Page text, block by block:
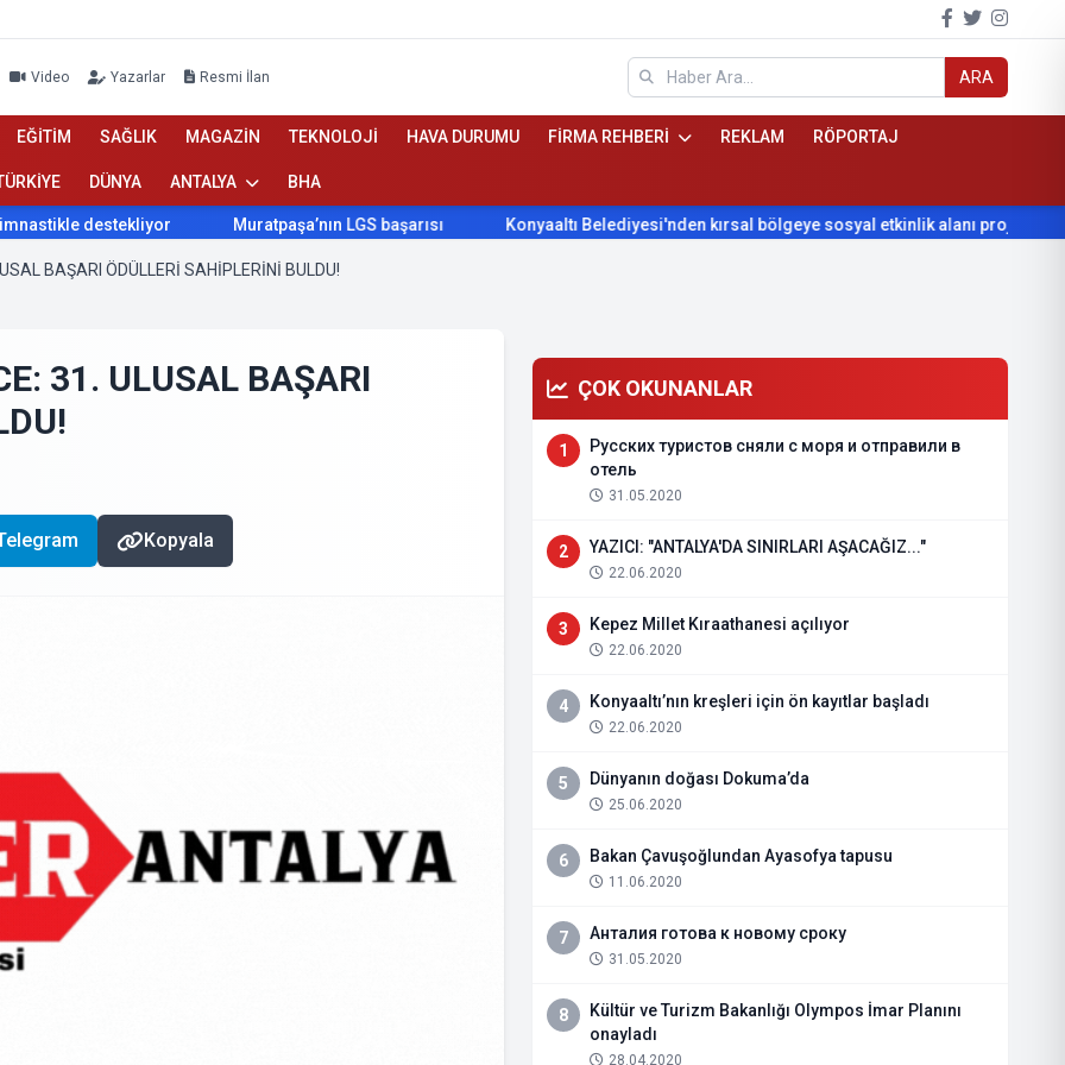
Video Yazarlar Resmi İlan ARA
EĞİTİM SAĞLIK MAGAZİN TEKNOLOJİ HAVA DURUMU FİRMA REHBERİ REKLAM RÖPORTAJ
DÜNYA ANTALYA BHA
Muratpaşa’nın LGS başarısı Konyaaltı Belediyesi'nden kırsal bölgeye sosyal etkinlik alanı projesi Konyaaltı
BAŞARI ÖDÜLLERİ SAHİPLERİNİ BULDU!
31. ULUSAL BAŞARI
Kopyala
ÇOK OKUNANLAR
1
Русских туристов сняли с моря и отправили в
отель
31.05.2020
2 YAZICI: "ANTALYA'DA SINIRLARI AŞACAĞIZ..."
22.06.2020
3 Kepez Millet Kıraathanesi açılıyor
22.06.2020
4 Konyaaltı’nın kreşleri için ön kayıtlar başladı
22.06.2020
5 Dünyanın doğası Dokuma’da
25.06.2020
6 Bakan Çavuşoğlundan Ayasofya tapusu
11.06.2020
7 Анталия готова к новому сроку
31.05.2020
8
Kültür ve Turizm Bakanlığı Olympos İmar Planını
onayladı
28.04.2020